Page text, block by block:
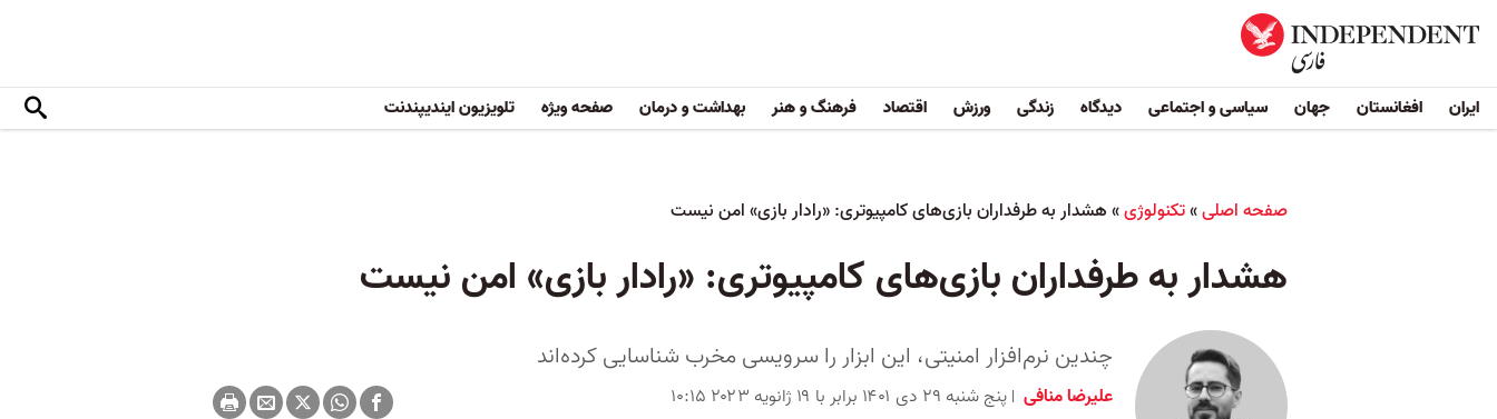
ایران افغانستان جهان سیاسی و اجتماعی دیدگاه زندگی ورزش اقتصاد فرهنگ و هنر بهداشت و درمان صفحه ویژه تلویزیون ایندیپندنت
صفحه اصلی»تکنولوژی»هشدار به طرفداران بازی‌های کامپیوتری: «رادار بازی» امن نیست
هشدار به طرفداران بازی‌های کامپیوتری: «رادار بازی» امن نیست
چندین نرم‌افزار امنیتی، این ابزار را سرویسی مخرب شناسایی کرده‌اند
علیرضا منافی پنج شنبه ۲۹ دی ۱۴۰۱ برابر با ۱۹ ژانویه ۲۰۲۳ ۱۰:۱۵